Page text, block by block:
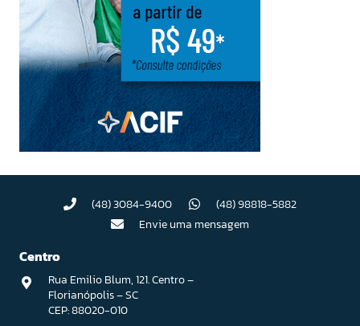
(48) 3084-9400
(48) 98818-5882
Envie uma mensagem
Centro
Rua Emilio Blum, 121. Centro –
Florianópolis – SC
CEP: 88020-010